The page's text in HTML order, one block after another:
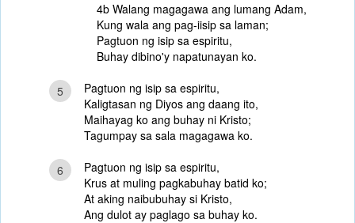
4b Walang magagawa ang lumang Adam,
Kung wala ang pag-iisip sa laman;
Pagtuon ng isip sa espiritu,
Buhay dibino'y napatunayan ko.
5
Pagtuon ng isip sa espiritu,
Kaligtasan ng Diyos ang daang ito,
Maihayag ko ang buhay ni Kristo;
Tagumpay sa sala magagawa ko.
6
Pagtuon ng isip sa espiritu,
Krus at muling pagkabuhay batid ko;
At aking naibubuhay si Kristo,
Ang dulot ay paglago sa buhay ko.